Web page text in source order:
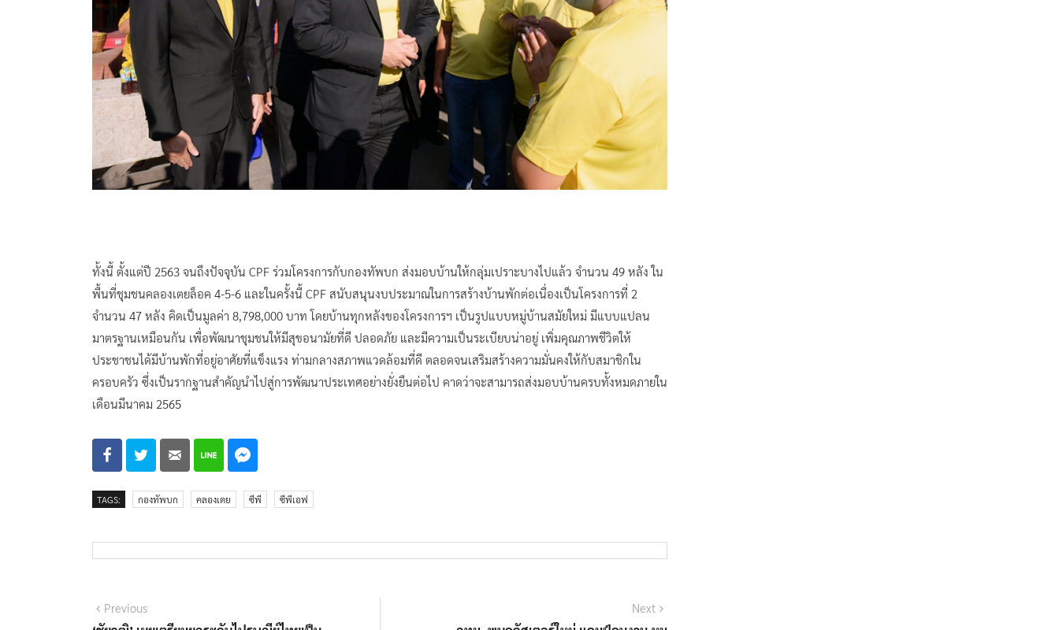
ทั้งนี้ ตั้งแต่ปี 2563 จนถึงปัจจุบัน CPF ร่วมโครงการกับกองทัพบก ส่งมอบบ้านให้กลุ่มเปราะบางไปแล้ว จำนวน 49 หลัง ใน
พื้นที่ชุมชนคลองเตยล็อค 4-5-6 และในครั้งนี้ CPF สนับสนุนงบประมาณในการสร้างบ้านพักต่อเนื่องเป็นโครงการที่ 2
จำนวน 47 หลัง คิดเป็นมูลค่า 8,798,000 บาท โดยบ้านทุกหลังของโครงการฯ เป็นรูปแบบหมู่บ้านสมัยใหม่ มีแบบแปลน
มาตรฐานเหมือนกัน เพื่อพัฒนาชุมชนให้มีสุขอนามัยที่ดี ปลอดภัย และมีความเป็นระเบียบน่าอยู่ เพิ่มคุณภาพชีวิตให้
ประชาชนได้มีบ้านพักที่อยู่อาศัยที่แข็งแรง ท่ามกลางสภาพแวดล้อมที่ดี ตลอดจนเสริมสร้างความมั่นคงให้กับสมาชิกใน
ครอบครัว ซึ่งเป็นรากฐานสำคัญนำไปสู่การพัฒนาประเทศอย่างยั่งยืนต่อไป คาดว่าจะสามารถส่งมอบบ้านครบทั้งหมดภายใน
เดือนมีนาคม 2565
TAGS: กองทัพบก คลองเตย ซีพี ซีพีเอฟ
แนะแนว
PreviousPrevious
Next